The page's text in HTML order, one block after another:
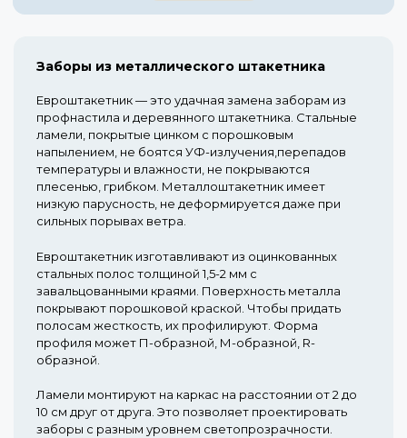
Заборы из металлического штакетника
Евроштакетник — это удачная замена заборам из
профнастила и деревянного штакетника. Стальные
ламели, покрытые цинком с порошковым
напылением, не боятся УФ-излучения,перепадов
температуры и влажности, не покрываются
плесенью, грибком. Металлоштакетник имеет
низкую парусность, не деформируется даже при
сильных порывах ветра.
Евроштакетник изготавливают из оцинкованных
стальных полос толщиной 1,5-2 мм с
завальцованными краями. Поверхность металла
покрывают порошковой краской. Чтобы придать
полосам жесткость, их профилируют. Форма
профиля может П-образной, М-образной, R-
образной.
Ламели монтируют на каркас на расстоянии от 2 до
10 см друг от друга. Это позволяет проектировать
заборы с разным уровнем светопрозрачности.